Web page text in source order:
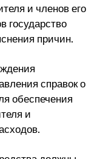
и членов его
государство
причин.
справок о
обеспечения
и